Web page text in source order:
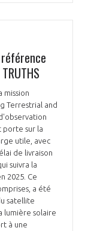
mission
Terrestrial and
porte sur la
utile, avec
de livraison
suivra la
2025. Ce
a été
satellite
lumière solaire
à une